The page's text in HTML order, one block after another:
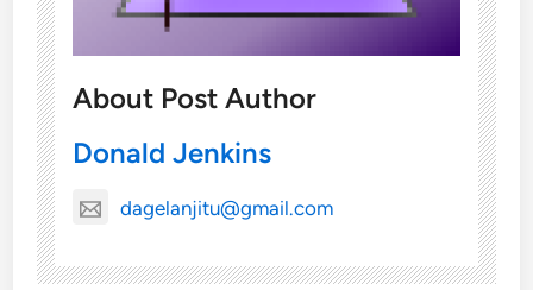
About Post Author
Donald Jenkins
dagelanjitu@gmail.com